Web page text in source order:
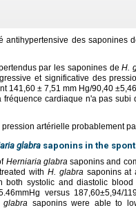
antihypertensive des saponines
par les saponines deH.
et significative des
141,60 ± 7,51 mm Hg/90,40
cardiaque n'a pas
artérielle probablement
glabra saponins in the
Herniaria glabrasaponins and
with H. glabrasaponins at
systolic and diastolic
versus 187,60±5,94/
glabra saponins were able to